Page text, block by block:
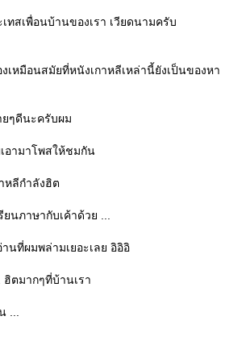
ทสเพื่อนบ้านของเรา เวียดนามครับ
เหมือนสมัยที่หนังเกาหลีเหล่านี้ยังเป็นของหา
ยๆดีนะครับผม
อามาโพสให้ชมกัน
หลีกำลังฮิต
นภาษากับเค้าด้วย ...
นที่ผมพล่ามเยอะเลย อิอิอิ
ฮิตมากๆที่บ้านเรา
...